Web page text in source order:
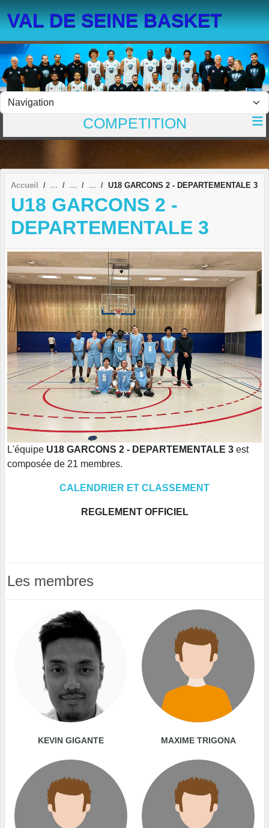
VAL DE SEINE BASKET
COMPETITION
Accueil U18 GARCONS 2 - DEPARTEMENTALE 3
U18 GARCONS 2 -
DEPARTEMENTALE 3
L'équipe U18 GARCONS 2 - DEPARTEMENTALE 3 est
composée de 21 membres.
CALENDRIER ET CLASSEMENT
REGLEMENT OFFICIEL
Les membres
KEVIN GIGANTE MAXIME TRIGONA